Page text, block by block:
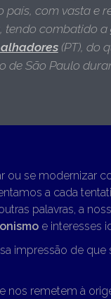
com vasta e
tendo combatido a
(PT), do
de São Paulo
ou se modernizar
a cada
palavras, a
e interesses
impressão de que
nos remetem à